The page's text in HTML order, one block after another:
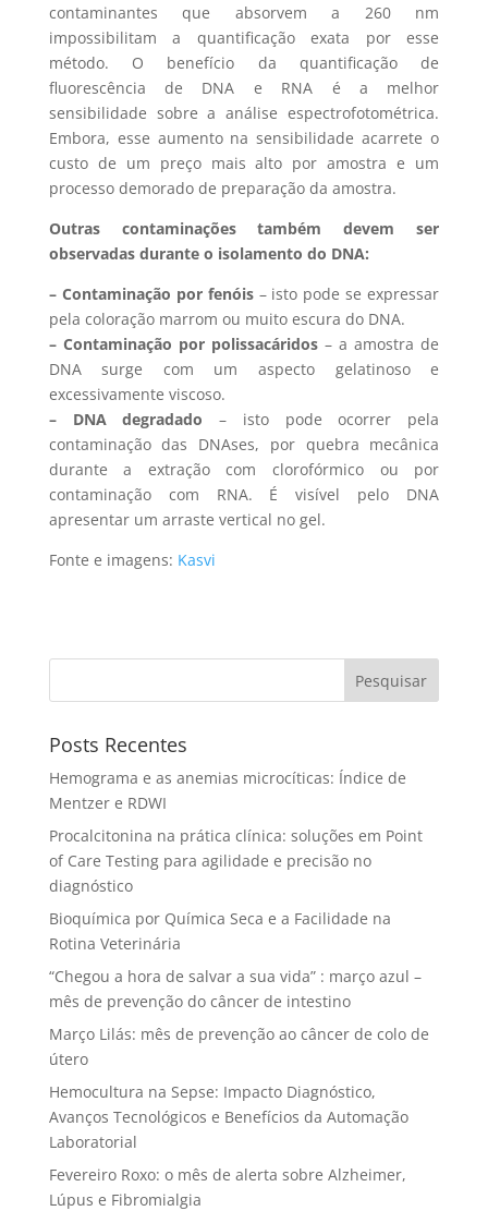
contaminantes que absorvem a 260 nm
impossibilitam a quantificação exata por esse
método. O benefício da quantificação de
fluorescência de DNA e RNA é a melhor
sensibilidade sobre a análise espectrofotométrica.
Embora, esse aumento na sensibilidade acarrete o
custo de um preço mais alto por amostra e um
processo demorado de preparação da amostra.
Outras contaminações também devem ser
observadas durante o isolamento do DNA:
– Contaminação por fenóis– isto pode se expressar
pela coloração marrom ou muito escura do DNA.
– Contaminação por polissacáridos– a amostra de
DNA surge com um aspecto gelatinoso e
excessivamente viscoso.
– DNA degradado – isto pode ocorrer pela
contaminação das DNAses, por quebra mecânica
durante a extração com clorofórmico ou por
contaminação com RNA. É visível pelo DNA
apresentar um arraste vertical no gel.
Fonte e imagens: Kasvi
Pesquisar
Posts Recentes
Hemograma e as anemias microcíticas: Índice de
Mentzer e RDWI
Procalcitonina na prática clínica: soluções em Point
of Care Testing para agilidade e precisão no
diagnóstico
Bioquímica por Química Seca e a Facilidade na
Rotina Veterinária
“Chegou a hora de salvar a sua vida” : março azul –
mês de prevenção do câncer de intestino
Março Lilás: mês de prevenção ao câncer de colo de
útero
Hemocultura na Sepse: Impacto Diagnóstico,
Avanços Tecnológicos e Benefícios da Automação
Laboratorial
Fevereiro Roxo: o mês de alerta sobre Alzheimer,
Lúpus e Fibromialgia